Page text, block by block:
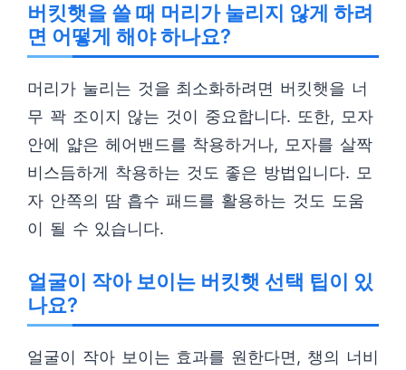
버킷햇을 쓸 때 머리가 눌리지 않게 하려
면 어떻게 해야 하나요?
머리가 눌리는 것을 최소화하려면 버킷햇을 너
무 꽉 조이지 않는 것이 중요합니다. 또한, 모자
안에 얇은 헤어밴드를 착용하거나, 모자를 살짝
비스듬하게 착용하는 것도 좋은 방법입니다. 모
자 안쪽의 땀 흡수 패드를 활용하는 것도 도움
이 될 수 있습니다.
얼굴이 작아 보이는 버킷햇 선택 팁이 있
나요?
얼굴이 작아 보이는 효과를 원한다면, 챙의 너비